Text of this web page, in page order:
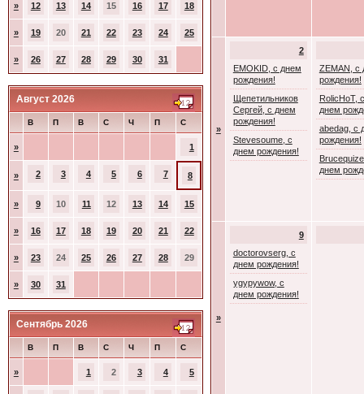
» 12 13 14 15 16 17 18
» 19 20 21 22 23 24 25
» 26 27 28 29 30 31
Август 2026
В П В С Ч П С
» 1
» 2 3 4 5 6 7 8
» 9 10 11 12 13 14 15
» 16 17 18 19 20 21 22
» 23 24 25 26 27 28 29
» 30 31
Сентябрь 2026
В П В С Ч П С
» 1 2 3 4 5
»
2
EMOKID, с днем
рождения!
Щепетильников
Сергей, с днем
рождения!
Stevesoume, с
днем рождения!
ZEMAN, с
рождения!
RolicHoT, с
днем
abedag, с
рождения!
днем
»
9
doctorovserg, с
днем рождения!
ygypywow, с
днем рождения!